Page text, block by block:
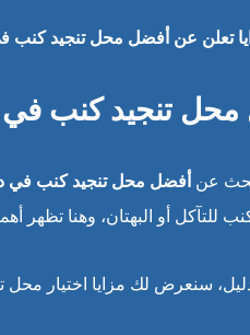
تعلن عن أفضل محل تنجيد كنب
محل تنجيد كنب في
عن أفضل محل تنجيد كنب في
للتآكل أو البهتان، وهنا تظهر
سنعرض لك مزايا اختيار